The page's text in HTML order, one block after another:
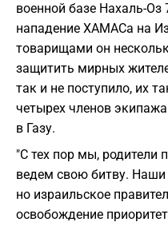
военной базе Нахаль-
нападение ХАМАСа на
товарищами он
защитить мирных
так и не поступило, их
четырех членов
в Газу.
"С тех пор мы,
ведем свою битву. Наши
но израильское
освобождение